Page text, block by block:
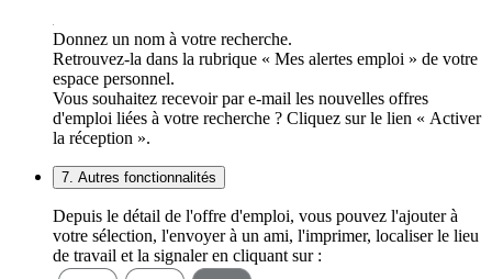
Donnez un nom à votre recherche.
Retrouvez-la dans la rubrique « Mes alertes emploi » de votre
espace personnel.
Vous souhaitez recevoir par e-mail les nouvelles offres
d'emploi liées à votre recherche ? Cliquez sur le lien « Activer
la réception ».
7. Autres fonctionnalités
Depuis le détail de l'offre d'emploi, vous pouvez l'ajouter à
votre sélection, l'envoyer à un ami, l'imprimer, localiser le lieu
de travail et la signaler en cliquant sur :